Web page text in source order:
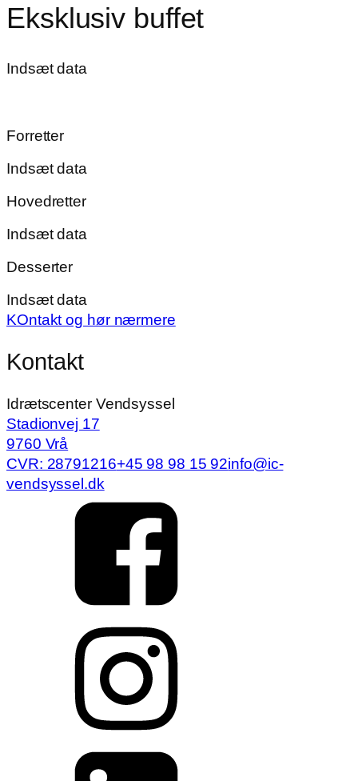
Eksklusiv buffet
Indsæt data
Forretter
Indsæt data
Hovedretter
Indsæt data
Desserter
Indsæt data
KOntakt og hør nærmere
Kontakt
Idrætscenter Vendsyssel
Stadionvej 17
9760 Vrå
CVR: 28791216+45 98 98 15 92info@ic-
vendsyssel.dk